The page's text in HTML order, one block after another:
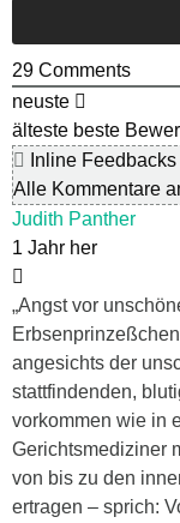
29 Comments
neuste
älteste beste
Inline Feedbacks
Alle Kommentare
Judith Panther
1 Jahr her
„Angst vor
angesichts der
stattfindenden,
vorkommen wie in
Gerichtsmediziner
von bis zu den
ertragen – sprich: